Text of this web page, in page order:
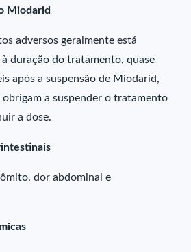
Miodarid
adversos geralmente está
à duração do tratamento, quase
após a suspensão de Miodarid,
a suspender o tratamento
a dose.
dor abdominal e